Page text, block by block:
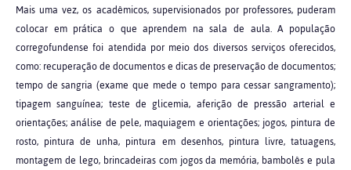
Mais uma vez, os acadêmicos, supervisionados por professores, puderam
colocar em prática o que aprendem na sala de aula. A população
corregofundense foi atendida por meio dos diversos serviços oferecidos,
como: recuperação de documentos e dicas de preservação de documentos;
tempo de sangria (exame que mede o tempo para cessar sangramento);
tipagem sanguínea; teste de glicemia, aferição de pressão arterial e
orientações; análise de pele, maquiagem e orientações; jogos, pintura de
rosto, pintura de unha, pintura em desenhos, pintura livre, tatuagens,
montagem de lego, brincadeiras com jogos da memória, bambolês e pula